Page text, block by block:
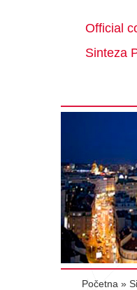
Official
Sinteza
Početna »